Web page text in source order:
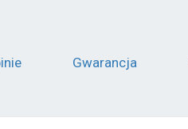
Gwarancja